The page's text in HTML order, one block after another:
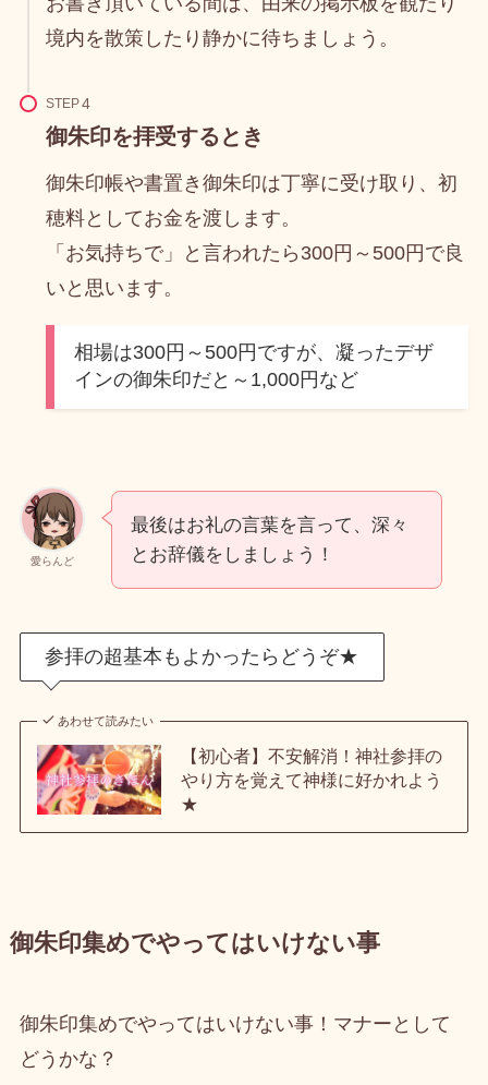
境内を散策したり静かに待ちましょう。
STEP
御朱印を拝受するとき
御朱印帳や書置き御朱印は丁寧に受け取り、初
穂料としてお金を渡します。
「お気持ちで」と言われたら300円～500円で良
いと思います。
相場は300円～500円ですが、凝ったデザ
インの御朱印だと～1,000円など
愛らんど
最後はお礼の言葉を言って、深々
とお辞儀をしましょう！
参拝の超基本もよかったらどうぞ★
あわせて読みたい
【初心者】不安解消！神社参拝の
やり方を覚えて神様に好かれよう
★
御朱印集めでやってはいけない事
御朱印集めでやってはいけない事！マナーとして
どうかな？